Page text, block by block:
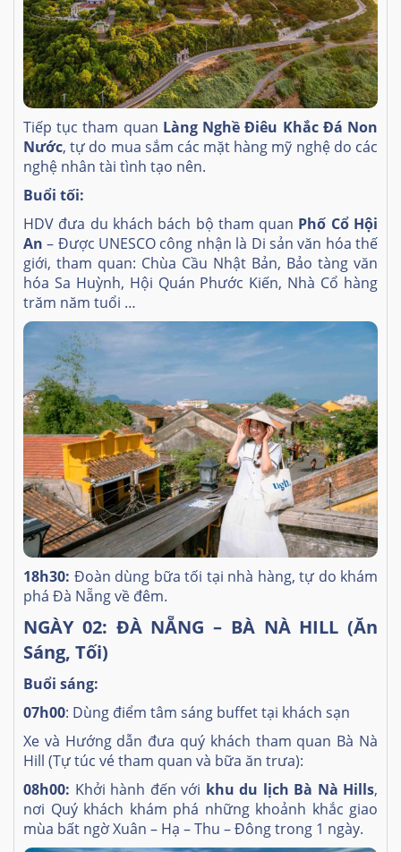
Tiếp tục tham quan Làng Nghề Điêu Khắc Đá Non
Nước, tự do mua sắm các mặt hàng mỹ nghệ do các
nghệ nhân tài tình tạo nên.
Buổi tối:
HDV đưa du khách bách bộ tham quan Phố Cổ Hội
An – Được UNESCO công nhận là Di sản văn hóa thế
giới, tham quan: Chùa Cầu Nhật Bản, Bảo tàng văn
hóa Sa Huỳnh, Hội Quán Phước Kiến, Nhà Cổ hàng
trăm năm tuổi …
18h30: Đoàn dùng bữa tối tại nhà hàng, tự do khám
phá Đà Nẵng về đêm.
NGÀY 02: ĐÀ NẴNG – BÀ NÀ HILL (Ăn
Sáng, Tối)
Buổi sáng:
07h00: Dùng điểm tâm sáng buffet tại khách sạn
Xe và Hướng dẫn đưa quý khách tham quan Bà Nà
Hill (Tự túc vé tham quan và bữa ăn trưa):
08h00: Khởi hành đến với khu du lịch Bà Nà Hills,
nơi Quý khách khám phá những khoảnh khắc giao
mùa bất ngờ Xuân – Hạ – Thu – Đông trong 1 ngày.